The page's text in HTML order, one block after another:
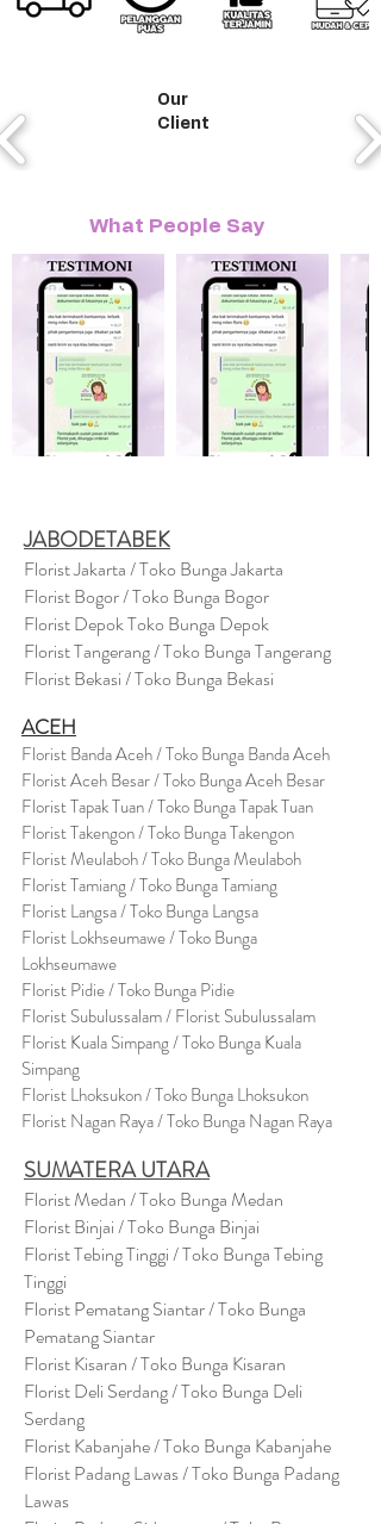
Our
Client
What People Say
JABODETABEK
Florist Jakarta / Toko Bunga Jakarta
Florist Bogor / Toko Bunga Bogor
Florist Depok Toko Bunga Depok
Florist Tangerang / Toko Bunga Tangerang
Florist Bekasi / Toko Bunga Bekasi
ACEH
Florist Banda Aceh / Toko Bunga Banda Aceh
Florist Aceh Besar / Toko Bunga Aceh Besar
Florist Tapak Tuan / Toko Bunga Tapak Tuan
Florist Takengon / Toko Bunga Takengon
Florist Meulaboh / Toko Bunga Meulaboh
Florist Tamiang / Toko Bunga Tamiang
Florist Langsa / Toko Bunga Langsa
Florist Lokhseumawe / Toko Bunga
Lokhseumawe
Florist Pidie / Toko Bunga Pidie
Florist Subulussalam / Florist Subulussalam
Florist Kuala Simpang / Toko Bunga Kuala
Simpang
Florist Lhoksukon / Toko Bunga Lhoksukon
Florist Nagan Raya / Toko Bunga Nagan Raya
SUMATERA UTARA
Florist Medan / Toko Bunga Medan
Florist Binjai / Toko Bunga Binjai
Florist Tebing Tinggi / Toko Bunga Tebing
Tinggi
Florist Pematang Siantar / Toko Bunga
Pematang Siantar
Florist Kisaran / Toko Bunga Kisaran
Florist Deli Serdang / Toko Bunga Deli
Serdang
Florist Kabanjahe / Toko Bunga Kabanjahe
Florist Padang Lawas / Toko Bunga Padang
Lawas